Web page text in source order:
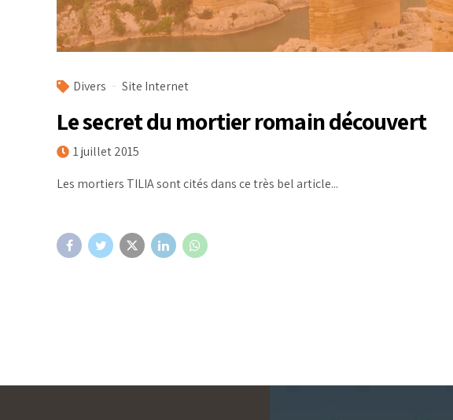
Divers Site Internet
Le secret du mortier romain découvert
1 juillet 2015
Les mortiers TILIA sont cités dans ce très bel article...